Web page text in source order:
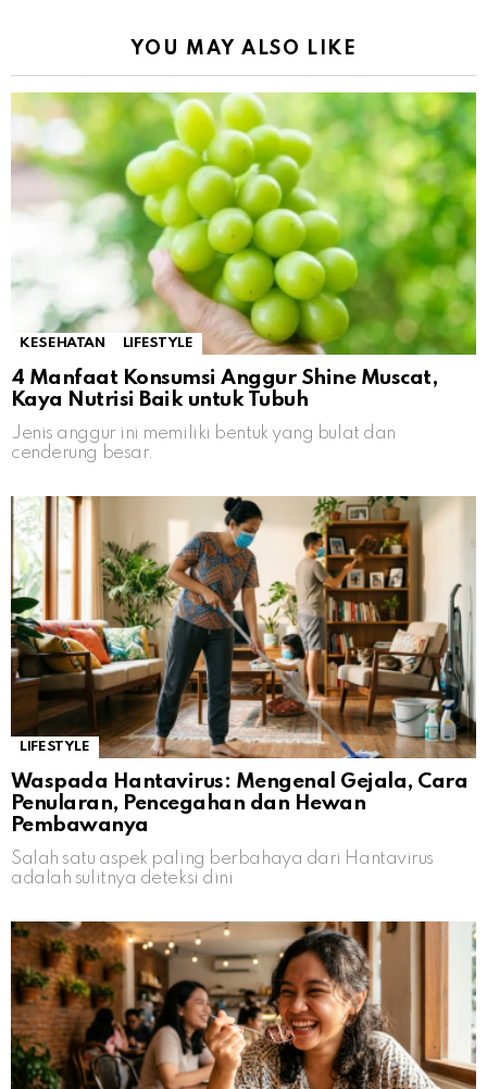
YOU MAY ALSO LIKE
KESEHATAN LIFESTYLE
4 Manfaat Konsumsi Anggur Shine Muscat,
Kaya Nutrisi Baik untuk Tubuh
Jenis anggur ini memiliki bentuk yang bulat dan
cenderung besar.
LIFESTYLE
Waspada Hantavirus: Mengenal Gejala, Cara
Penularan, Pencegahan dan Hewan
Pembawanya
Salah satu aspek paling berbahaya dari Hantavirus
adalah sulitnya deteksi dini